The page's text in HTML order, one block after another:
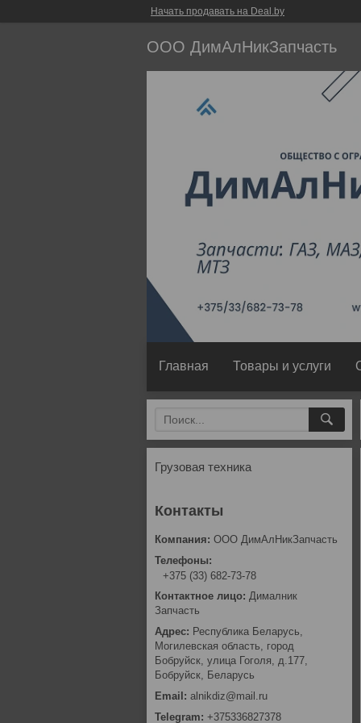
Начать продавать на Deal.by
ООО ДимАлНикЗапчасть
Главная Товары и услуги
Грузовая техника
ООО ДимАлНикЗапчасть
+375 (33) 682-73-78
Дималник
Запчасть
Республика Беларусь,
Могилевская область, город
Бобруйск, улица Гоголя, д.177,
Бобруйск, Беларусь
alnikdiz@mail.ru
+375336827378